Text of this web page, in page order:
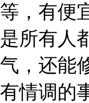
等，有便
是所有人
气，还能
有情调的